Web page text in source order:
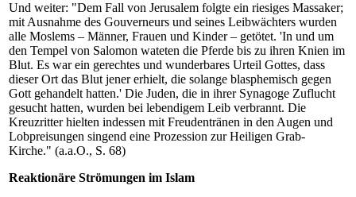
Und weiter: "Dem Fall von Jerusalem folgte ein riesiges Massaker;
mit Ausnahme des Gouverneurs und seines Leibwächters wurden
alle Moslems – Männer, Frauen und Kinder – getötet. 'In und um
den Tempel von Salomon wateten die Pferde bis zu ihren Knien im
Blut. Es war ein gerechtes und wunderbares Urteil Gottes, dass
dieser Ort das Blut jener erhielt, die solange blasphemisch gegen
Gott gehandelt hatten.' Die Juden, die in ihrer Synagoge Zuflucht
gesucht hatten, wurden bei lebendigem Leib verbrannt. Die
Kreuzritter hielten indessen mit Freudentränen in den Augen und
Lobpreisungen singend eine Prozession zur Heiligen Grab-
Kirche." (a.a.O., S. 68)
Reaktionäre Strömungen im Islam